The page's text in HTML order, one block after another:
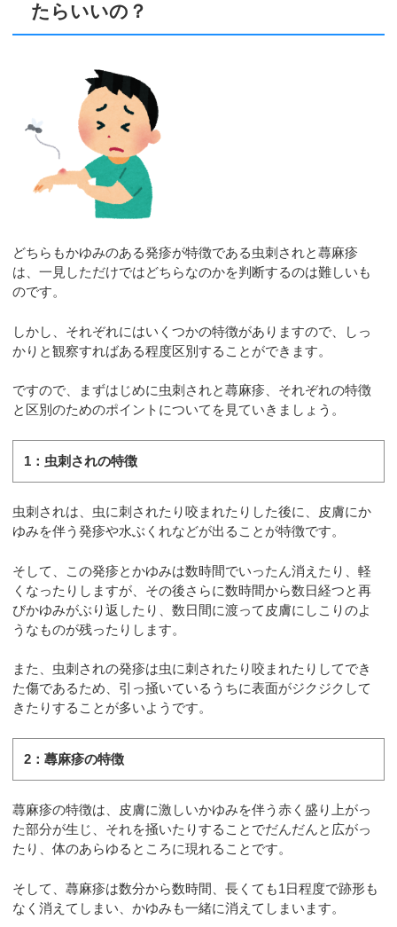
たらいいの？
どちらもかゆみのある発疹が特徴である虫刺されと蕁麻疹
は、一見しただけではどちらなのかを判断するのは難しいも
のです。
しかし、それぞれにはいくつかの特徴がありますので、しっ
かりと観察すればある程度区別することができます。
ですので、まずはじめに虫刺されと蕁麻疹、それぞれの特徴
と区別のためのポイントについてを見ていきましょう。
1：虫刺されの特徴
虫刺されは、虫に刺されたり咬まれたりした後に、皮膚にか
ゆみを伴う発疹や水ぶくれなどが出ることが特徴です。
そして、この発疹とかゆみは数時間でいったん消えたり、軽
くなったりしますが、その後さらに数時間から数日経つと再
びかゆみがぶり返したり、数日間に渡って皮膚にしこりのよ
うなものが残ったりします。
また、虫刺されの発疹は虫に刺されたり咬まれたりしてでき
た傷であるため、引っ掻いているうちに表面がジクジクして
きたりすることが多いようです。
2：蕁麻疹の特徴
蕁麻疹の特徴は、皮膚に激しいかゆみを伴う赤く盛り上がっ
た部分が生じ、それを掻いたりすることでだんだんと広がっ
たり、体のあらゆるところに現れることです。
そして、蕁麻疹は数分から数時間、長くても1日程度で跡形も
なく消えてしまい、かゆみも一緒に消えてしまいます。